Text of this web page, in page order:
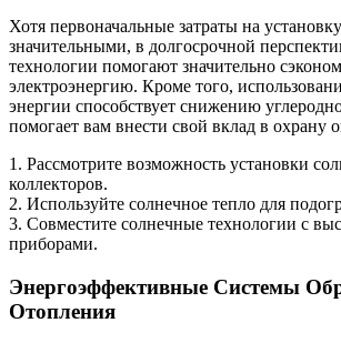
Хотя первоначальные затраты на
значительными, в долгосрочной
технологии помогают значительно
электроэнергию. Кроме того,
энергии способствует снижению
помогает вам внести свой вклад в
1. Рассмотрите возможность установки
коллекторов.
2. Используйте солнечное тепло для
3. Совместите солнечные технологии с
приборами.
Энергоэффективные Системы
Отопления